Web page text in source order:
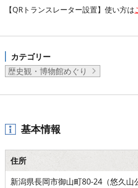
【QRトランスレーター設置】使い方は
カテゴリー
歴史観・博物館めぐり
基本情報
住所
新潟県長岡市御山町80-24（悠久山